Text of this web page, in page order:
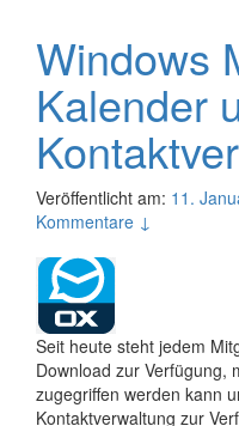
Windows
Kalender
Veröffentlicht am: 11.
Kommentare ↓
Seit heute steht jedem
Download zur Verfügung,
zugegriffen werden kann
Kontaktverwaltung zur